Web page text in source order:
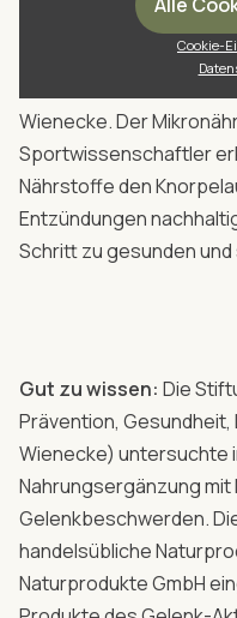
Cookie-
Gelenkproblemen
"Die
Wienecke. Der
Sportwissenschaftler
Nährstoffe den
Entzündungen
Schritt zu gesunden
Gut zu wissen: Die
Prävention, Gesundheit,
Wienecke) untersuchte
Nahrungsergänzung
Gelenkbeschwerden.
handelsübliche
Naturprodukte GmbH